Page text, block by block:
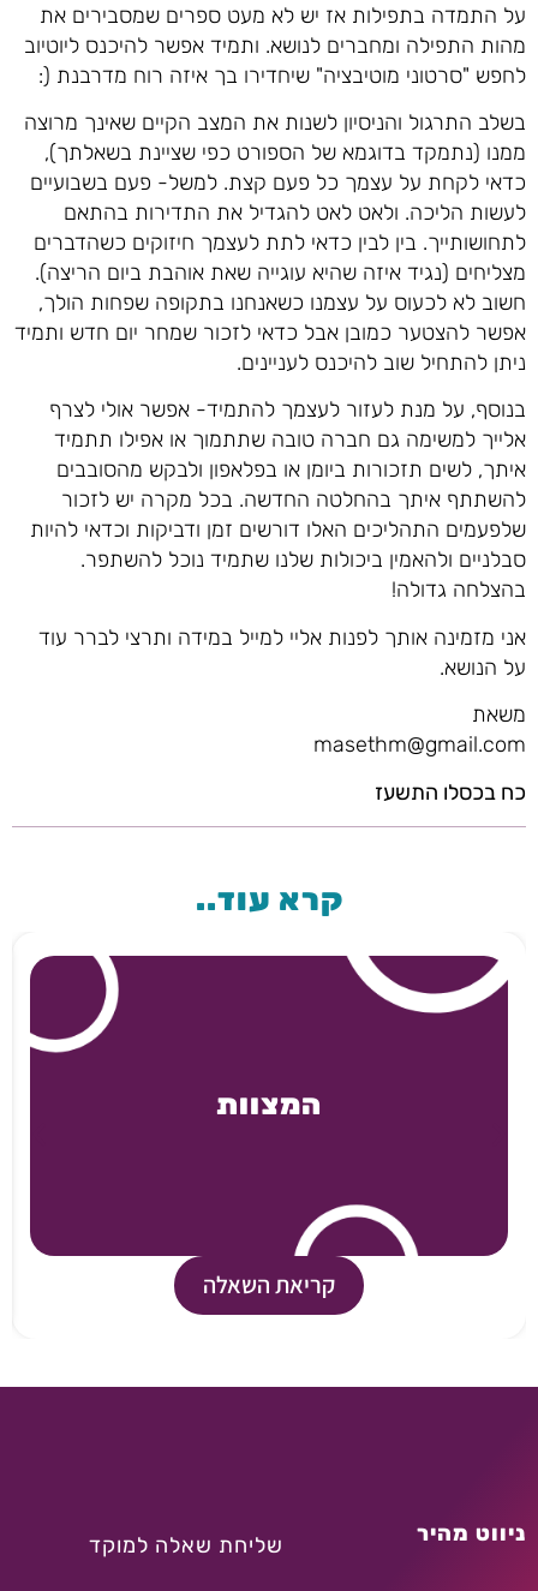
על התמדה בתפילות אז יש לא מעט ספרים שמסבירים את
מהות התפילה ומחברים לנושא. ותמיד אפשר להיכנס ליוטיוב
לחפש "סרטוני מוטיבציה" שיחדירו בך איזה רוח מדרבנת (:
בשלב התרגול והניסיון לשנות את המצב הקיים שאינך מרוצה
ממנו (נתמקד בדוגמא של הספורט כפי שציינת בשאלתך),
כדאי לקחת על עצמך כל פעם קצת. למשל- פעם בשבועיים
לעשות הליכה. ולאט לאט להגדיל את התדירות בהתאם
לתחושותייך. בין לבין כדאי לתת לעצמך חיזוקים כשהדברים
מצליחים (נגיד איזה שהיא עוגייה שאת אוהבת ביום הריצה).
חשוב לא לכעוס על עצמנו כשאנחנו בתקופה שפחות הולך,
אפשר להצטער כמובן אבל כדאי לזכור שמחר יום חדש ותמיד
ניתן להתחיל שוב להיכנס לעניינים.
בנוסף, על מנת לעזור לעצמך להתמיד- אפשר אולי לצרף
אלייך למשימה גם חברה טובה שתתמוך או אפילו תתמיד
איתך, לשים תזכורות ביומן או בפלאפון ולבקש מהסובבים
להשתתף איתך בהחלטה החדשה. בכל מקרה יש לזכור
שלפעמים התהליכים האלו דורשים זמן ודביקות וכדאי להיות
סבלניים ולהאמין ביכולות שלנו שתמיד נוכל להשתפר.
בהצלחה גדולה!
אני מזמינה אותך לפנות אליי למייל במידה ותרצי לברר עוד
על הנושא.
משאת
masethm@gmail.com
כח בכסלו התשעז
קרא עוד..
המצוות
קריאת השאלה
ניווט מהיר שליחת שאלה למוקד